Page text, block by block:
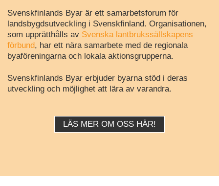
Svenskfinlands Byar är ett samarbetsforum för
landsbygdsutveckling i Svenskfinland. Organisationen,
som upprätthålls av Svenska lantbrukssällskapens
förbund, har ett nära samarbete med de regionala
byaföreningarna och lokala aktionsgrupperna.
Svenskfinlands Byar erbjuder byarna stöd i deras
utveckling och möjlighet att lära av varandra.
LÄS MER OM OSS HÄR!